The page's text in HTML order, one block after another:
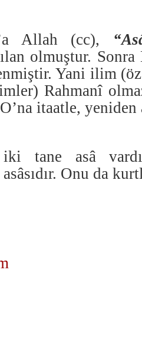
Allah (cc),
olmuştur.
Yani ilim
Rahmanî
itaatle, yeniden
iki tane asâ
asâsıdır. Onu da